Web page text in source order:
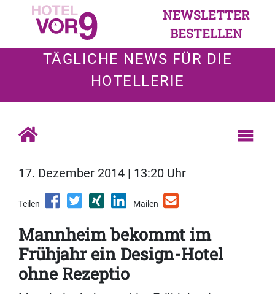
NEWSLETTER
BESTELLEN
TÄGLICHE NEWS FÜR DIE
HOTELLERIE
17. Dezember 2014 | 13:20 Uhr
Teilen Mailen
Mannheim bekommt im
Frühjahr ein Design-Hotel
ohne Rezeptio